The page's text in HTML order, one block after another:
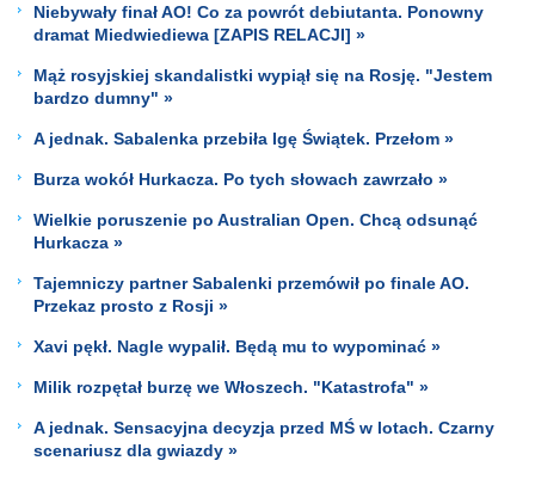
Niebywały finał AO! Co za powrót debiutanta. Ponowny
dramat Miedwiediewa [ZAPIS RELACJI] »
Mąż rosyjskiej skandalistki wypiął się na Rosję. "Jestem
bardzo dumny" »
A jednak. Sabalenka przebiła Igę Świątek. Przełom »
Burza wokół Hurkacza. Po tych słowach zawrzało »
Wielkie poruszenie po Australian Open. Chcą odsunąć
Hurkacza »
Tajemniczy partner Sabalenki przemówił po finale AO.
Przekaz prosto z Rosji »
Xavi pękł. Nagle wypalił. Będą mu to wypominać »
Milik rozpętał burzę we Włoszech. "Katastrofa" »
A jednak. Sensacyjna decyzja przed MŚ w lotach. Czarny
scenariusz dla gwiazdy »